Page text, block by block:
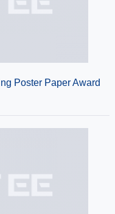
Poster Paper Award